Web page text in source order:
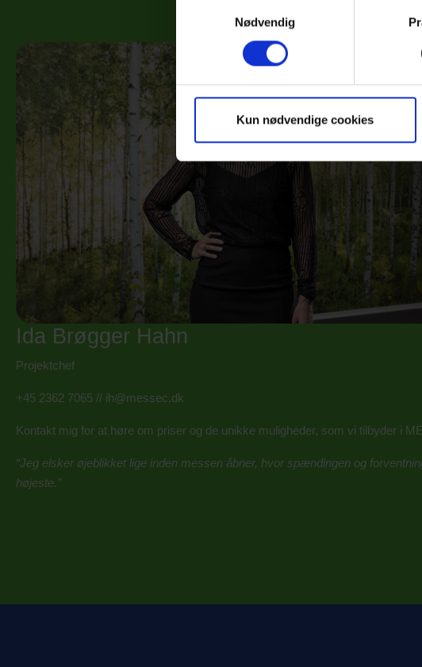
Nødvendig
Kun nødvendige cookies
Ida Brøgger Hahn
Projektchef
+45 2362 7065 // ih@messec.dk
Kontakt mig for at høre om priser og de unikke muligheder, som vi tilbyder i
“Jeg elsker øjeblikket lige inden messen åbner, hvor spændingen og
højeste.”